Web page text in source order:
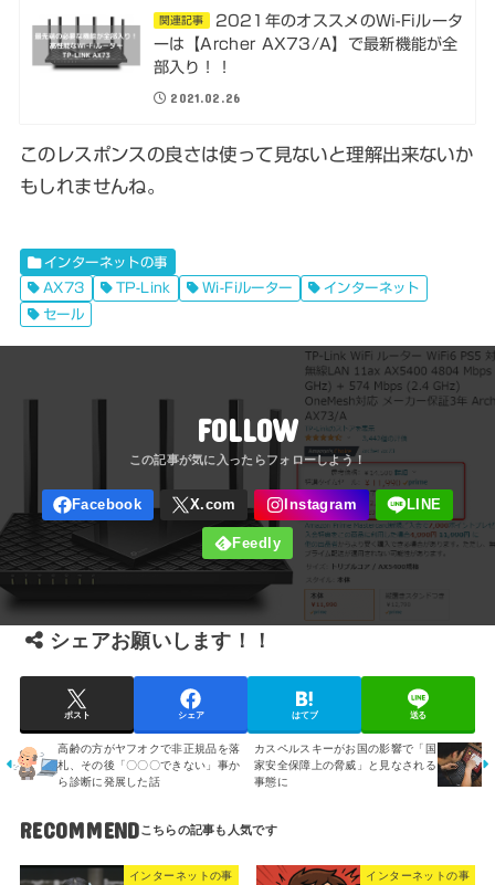
関連記事
2021年のオススメのWi-Fiルータ
ーは【Archer AX73/A】で最新機能が全
部入り！！
2021.02.26
このレスポンスの良さは使って見ないと理解出来ないか
もしれませんね。
インターネットの事
AX73
TP-Link Wi-Fiルーター
インターネット
セール
FOLLOW
シェアお願いします！！
ポスト シェア はてブ 送る
カスペルスキーがお国の影響で「国
家安全保障上の脅威」と見なされる
事態に
高齢の方がヤフオクで非正規品を落
札、その後「〇〇〇できない」事か
ら診断に発展した話
RECOMMEND
インターネットの事 インターネットの事